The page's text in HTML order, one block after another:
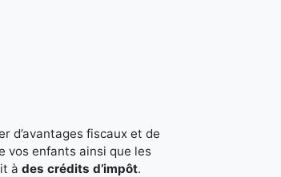
d’avantages fiscaux et de
vos enfants ainsi que les
à des crédits d’impôt.